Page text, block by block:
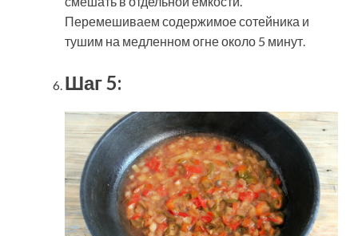
Перемешиваем содержимое сотейника и
тушим на медленном огне около 5 минут.
Шаг 5: